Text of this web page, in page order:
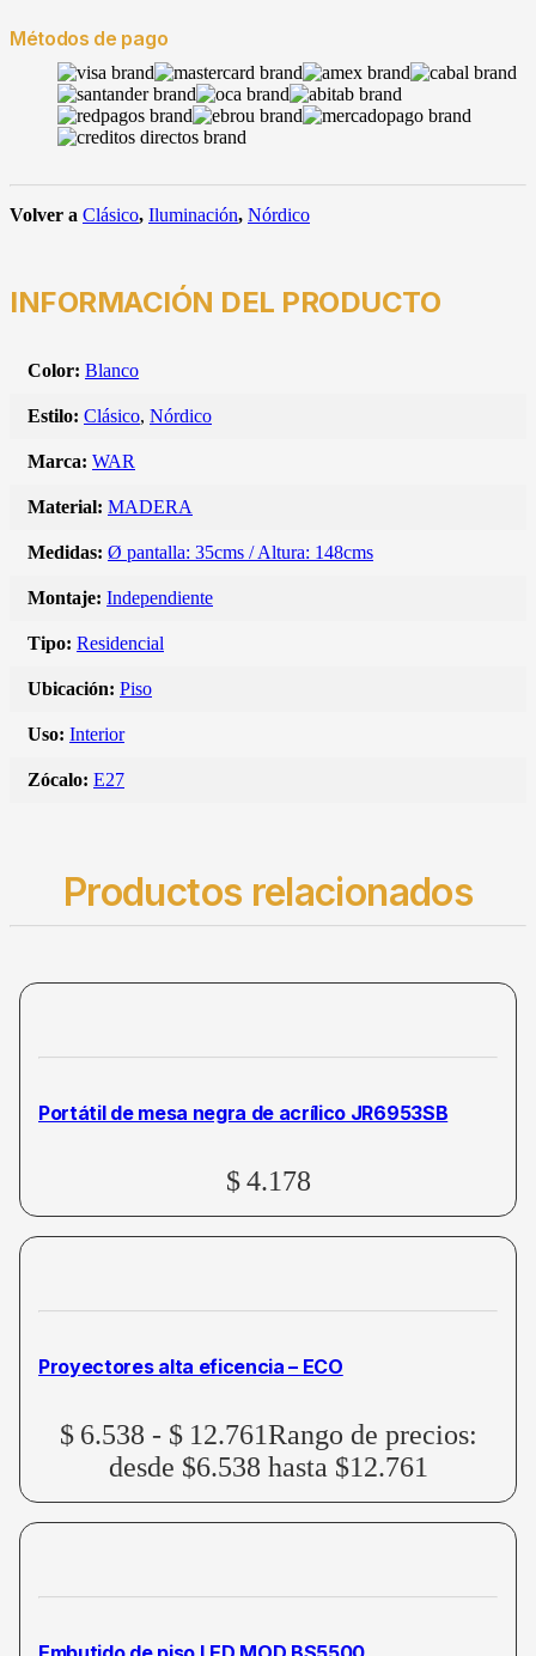
Métodos de pago
Volver a Clásico, Iluminación, Nórdico
INFORMACIÓN DEL PRODUCTO
Color: Blanco
Estilo: Clásico, Nórdico
Marca: WAR
Material: MADERA
Medidas: Ø pantalla: 35cms / Altura: 148cms
Montaje: Independiente
Tipo: Residencial
Ubicación: Piso
Uso: Interior
Zócalo: E27
Productos relacionados
Portátil de mesa negra de acrílico JR6953SB
$ 4.178
Proyectores alta eficencia – ECO
$ 6.538 - $ 12.761Rango de precios:
desde $6.538 hasta $12.761